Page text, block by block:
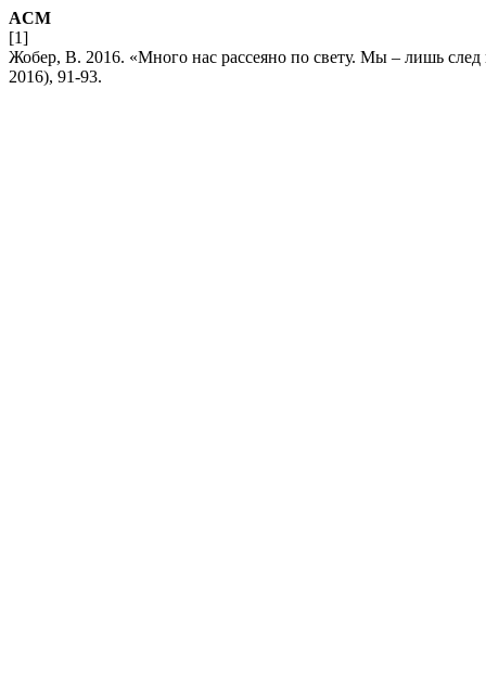
ACM
[1]
Жобер, В. 2016. «Много нас рассеяно по свету. Мы – лишь
2016), 91-93.